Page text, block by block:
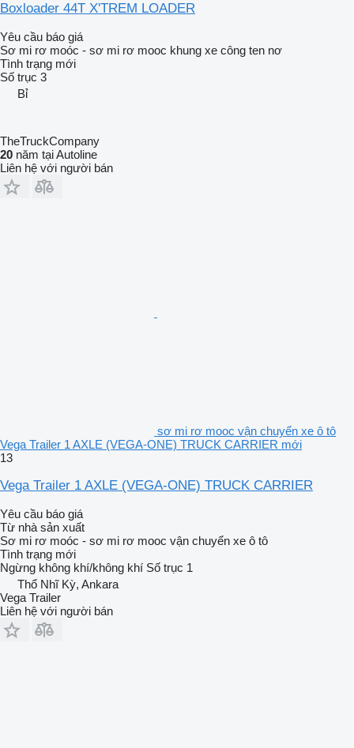
Boxloader 44T X'TREM LOADER
Yêu cầu báo giá
Sơ mi rơ moóc - sơ mi rơ mooc khung xe công ten nơ
Tình trạng mới
Số trục 3
Bỉ
TheTruckCompany
20 năm tại Autoline
Liên hệ với người bán
sơ mi rơ mooc vận chuyển xe ô tô
Vega Trailer 1 AXLE (VEGA-ONE) TRUCK CARRIER mới
13
Vega Trailer 1 AXLE (VEGA-ONE) TRUCK CARRIER
Yêu cầu báo giá
Từ nhà sản xuất
Sơ mi rơ moóc - sơ mi rơ mooc vận chuyển xe ô tô
Tình trạng mới
Ngừng không khí/không khí Số trục 1
Thổ Nhĩ Kỳ, Ankara
Vega Trailer
Liên hệ với người bán